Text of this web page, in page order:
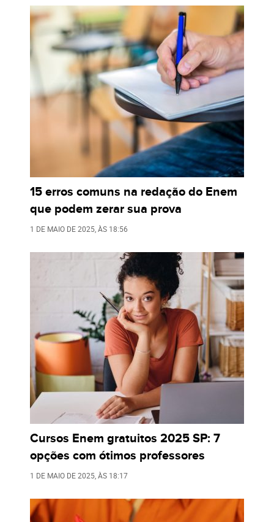
15 erros comuns na redação do Enem
que podem zerar sua prova
1 DE MAIO DE 2025, ÀS 18:56
Cursos Enem gratuitos 2025 SP: 7
opções com ótimos professores
1 DE MAIO DE 2025, ÀS 18:17